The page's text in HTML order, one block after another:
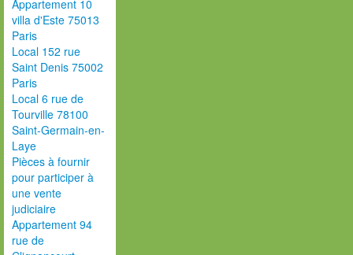
Appartement 10
villa d'Este 75013
Paris
Local 152 rue
Saint Denis 75002
Paris
Local 6 rue de
Tourville 78100
Saint-Germain-en-
Laye
Pièces à fournir
pour participer à
une vente
judiciaire
Appartement 94
rue de